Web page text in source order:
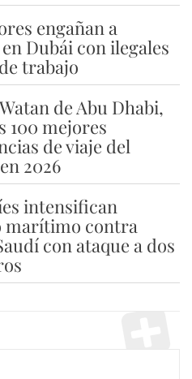
engañan a
Dubái con ilegales
trabajo
de Abu Dhabi,
100 mejores
de viaje del
2026
intensifican
marítimo contra
con ataque a dos